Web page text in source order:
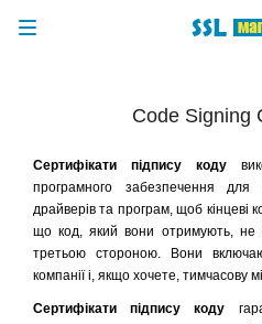
Code Signing
Сертифікати підпису коду
програмного забезпечення для
драйверів та програм, щоб кінцеві
що код, який вони отримують, не
третьою стороною. Вони
компанії і, якщо хочете, тимчасову
Сертифікати підпису коду